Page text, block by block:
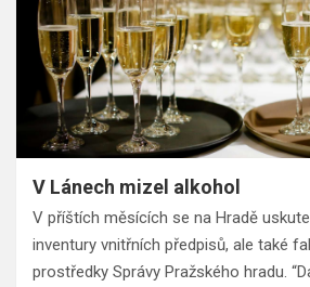
V Lánech mizel alkohol
V příštích měsících se na Hradě
inventury vnitřních předpisů, ale také
prostředky Správy Pražského hradu.